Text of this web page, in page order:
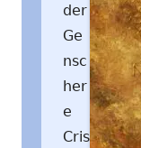
der
Ge
nsc
her
e
Cris